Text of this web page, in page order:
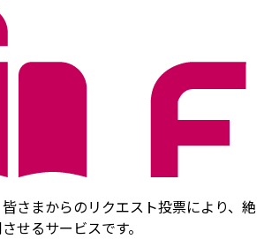
さまからのリクエスト投票により、絶
せるサービスです。